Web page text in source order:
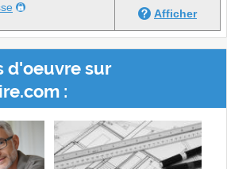
Afficher
d'oeuvre sur
: